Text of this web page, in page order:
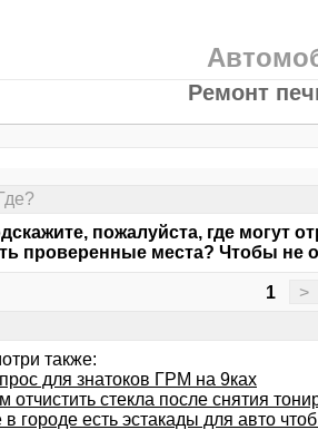
Ремонт
пожалуйста, где могут
проверенные места? Чтобы не
1 >
также:
для знатоков ГРМ на 9ках
отчистить стекла после снятия
в городе есть эстакады для авто